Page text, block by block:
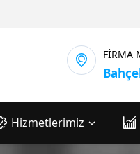
FİRMA
Hizmetlerimiz